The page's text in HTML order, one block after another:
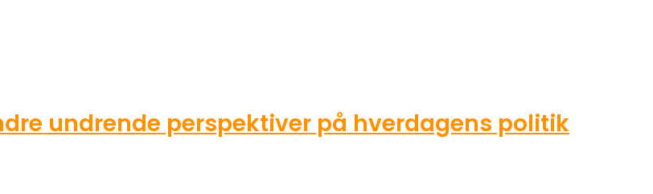
undrende perspektiver på hverdagens politik